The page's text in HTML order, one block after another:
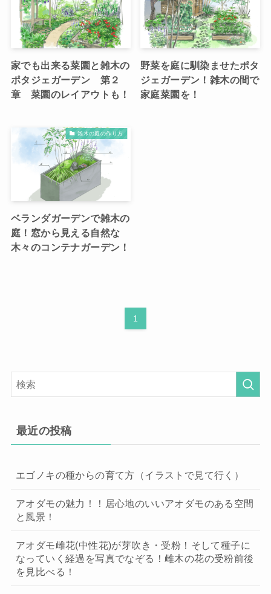
家でも出来る菜園と雑木の
ポタジェガーデン 第２
章 菜園のレイアウトも！
野菜を庭に馴染ませたポタ
ジェガーデン！雑木の間で
家庭菜園を！
雑木の庭の作り方
ベランダガーデンで雑木の
庭！窓から見える自然な
木々のコンテナガーデン！
1
最近の投稿
エゴノキの種からの育て方（イラストで見て行く）
アオダモの魅力！！居心地のいいアオダモのある空間
と風景！
アオダモ雌花(中性花)が芽吹き・受粉！そして種子に
なっていく経過を写真でなぞる！雌木の花の受粉前後
を見比べる！